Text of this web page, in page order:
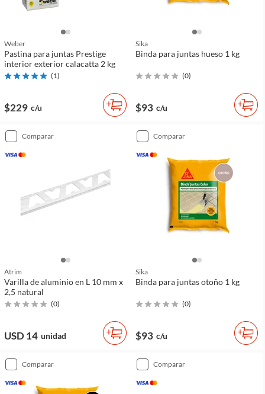
Weber
Pastina para juntas Prestige
interior exterior calacatta 2 kg
(1)
$229 c/u
Sika
Binda para juntas hueso 1 kg
(0)
$93 c/u
comparar
Atrim
Varilla de aluminio en L 10 mm x
2,5 natural
(0)
USD 14 unidad
comparar
Sika
Binda para juntas otoño 1 kg
(0)
$93 c/u
comparar comparar